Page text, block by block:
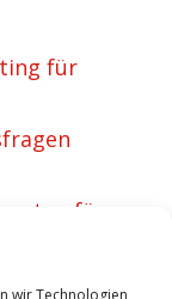
wir Technologien
für
für
im